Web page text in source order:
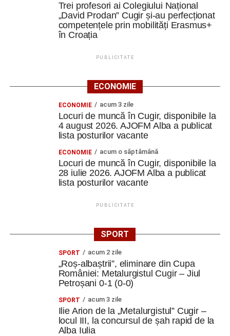
Trei profesori ai Colegiului Național
„David Prodan” Cugir și-au perfecționat
competențele prin mobilități Erasmus+
în Croația
PUBLICITATE
ECONOMIE
ECONOMIE acum 3 zile
Locuri de muncă în Cugir, disponibile la
4 august 2026. AJOFM Alba a publicat
lista posturilor vacante
ECONOMIE acum o săptămână
Locuri de muncă în Cugir, disponibile la
28 iulie 2026. AJOFM Alba a publicat
lista posturilor vacante
PUBLICITATE
SPORT
SPORT acum 2 zile
„Roș-albaștrii”, eliminare din Cupa
României: Metalurgistul Cugir – Jiul
Petroșani 0-1 (0-0)
SPORT acum 3 zile
Ilie Arion de la „Metalurgistul” Cugir –
locul III, la concursul de șah rapid de la
Alba Iulia